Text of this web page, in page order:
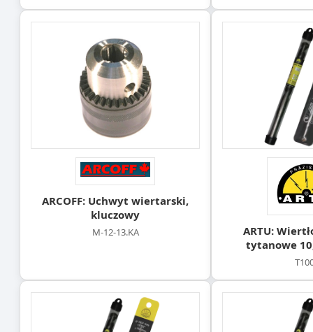
ARCOFF: Uchwyt wiertarski,
kluczowy
M-12-13.KA
ARTU:
tytanowe